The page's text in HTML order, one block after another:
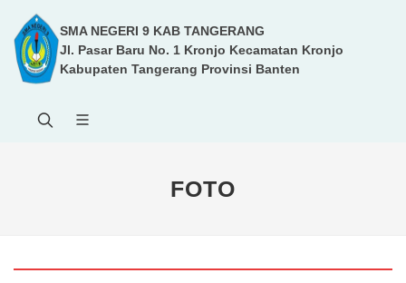
SMA NEGERI 9 KAB TANGERANG
Jl. Pasar Baru No. 1 Kronjo Kecamatan Kronjo
Kabupaten Tangerang Provinsi Banten
FOTO